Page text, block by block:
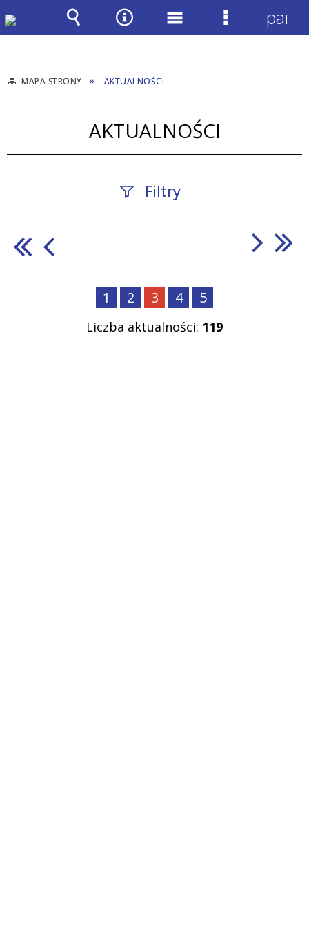
MAPA STRONY AKTUALNOŚCI
AKTUALNOŚCI
Filtry
Data
publikacji
1 2 3 4 5
Liczba aktualności: 119
Wyszukiwarka
Narzędzia
Menu Menu
panel